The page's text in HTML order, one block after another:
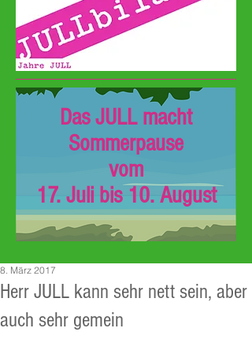
Das JULL macht
Sommerpause
vom
17. Juli bis 10. August
Herr JULL kann sehr nett sein, aber
auch sehr gemein
8. März 2017